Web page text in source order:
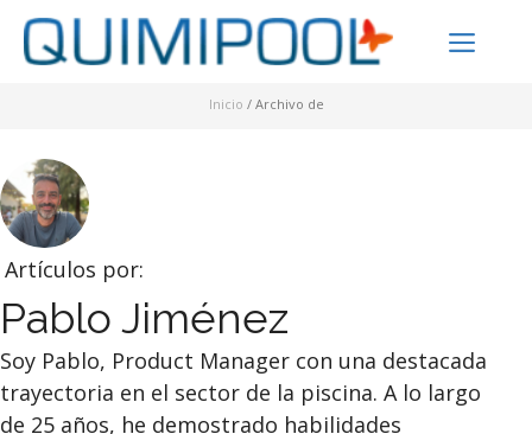
Saltar
Inicio / Archivo de
Artículos por:
Pablo Jiménez
Soy Pablo, Product Manager con una destacada
trayectoria en el sector de la piscina. A lo largo
de 25 años, he demostrado habilidades